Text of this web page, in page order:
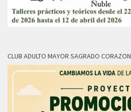
CLUB ADULTO MAYOR SAGRADO CORAZON